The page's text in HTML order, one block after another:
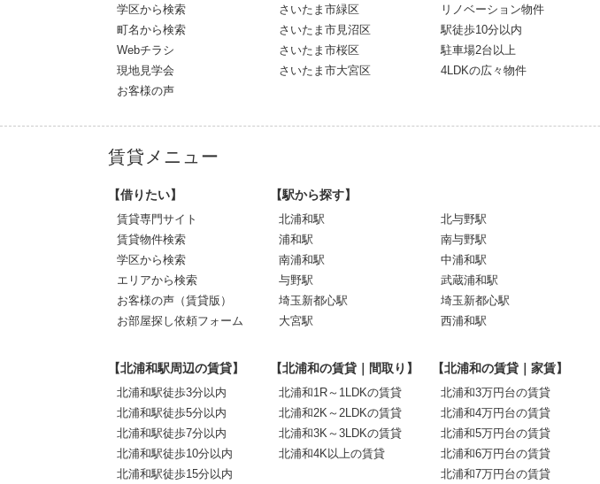
学区から検索
町名から検索
Webチラシ
現地見学会
お客様の声
さいたま市緑区
さいたま市見沼区
さいたま市桜区
さいたま市大宮区
リノベーション物件
駅徒歩10分以内
駐車場2台以上
4LDKの広々物件
賃貸メニュー
【借りたい】
賃貸専門サイト
賃貸物件検索
学区から検索
エリアから検索
お客様の声（賃貸版）
お部屋探し依頼フォーム
【駅から探す】
北浦和駅
浦和駅
南浦和駅
与野駅
埼玉新都心駅
大宮駅
北与野駅
南与野駅
中浦和駅
武蔵浦和駅
埼玉新都心駅
西浦和駅
【北浦和駅周辺の賃貸】
北浦和駅徒歩3分以内
北浦和駅徒歩5分以内
北浦和駅徒歩7分以内
北浦和駅徒歩10分以内
北浦和駅徒歩15分以内
【北浦和の賃貸｜間取り】
北浦和1R～1LDKの賃貸
北浦和2K～2LDKの賃貸
北浦和3K～3LDKの賃貸
北浦和4K以上の賃貸
【北浦和の賃貸｜家賃】
北浦和3万円台の賃貸
北浦和4万円台の賃貸
北浦和5万円台の賃貸
北浦和6万円台の賃貸
北浦和7万円台の賃貸